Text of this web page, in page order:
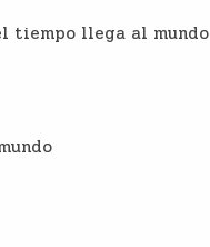
tiempo llega al mundo